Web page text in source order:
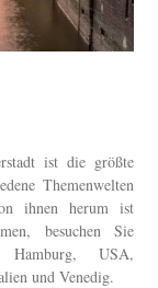
ist die größte
Themenwelten
ihnen herum ist
besuchen Sie
Hamburg, USA,
und Venedig.